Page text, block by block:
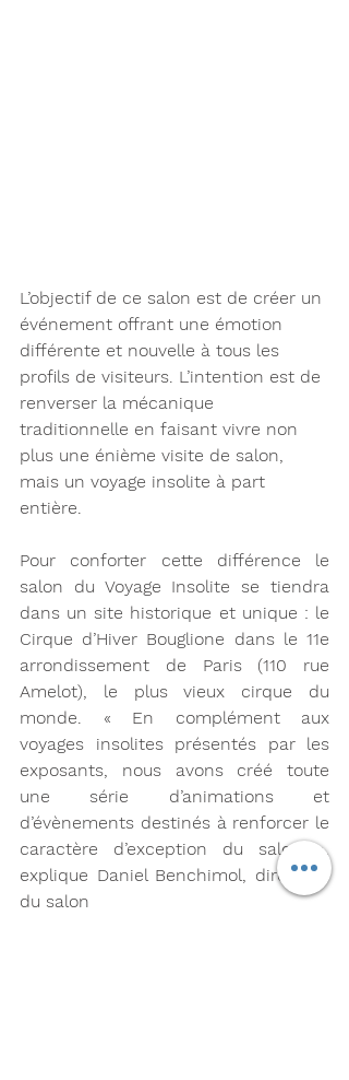
L’objectif de ce salon est de créer un
événement offrant une émotion
différente et nouvelle à tous les
profils de visiteurs. L’intention est de
renverser la mécanique
traditionnelle en faisant vivre non
plus une énième visite de salon,
mais un voyage insolite à part
entière.
Pour conforter cette différence le
salon du Voyage Insolite se tiendra
dans un site historique et unique : le
Cirque d’Hiver Bouglione dans le 11e
arrondissement de Paris (110 rue
Amelot), le plus vieux cirque du
monde. « En complément aux
voyages insolites présentés par les
exposants, nous avons créé toute
une série d’animations et
d’évènements destinés à renforcer le
caractère d’exception du salon »,
explique Daniel Benchimol, directeur
du salon